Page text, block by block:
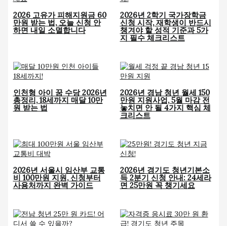
2026 고유가 피해지원금 60
만원 받는 법, 오늘 신청 안
하면 내일 소멸합니다
2026년 2학기 국가장학금
신청 시작, 재학생이 반드시
챙겨야 할 성적 기준과 5가
지 필수 체크리스트
인천형 아이 꿈 수당 2026년
총정리, 18세까지 매달 10만
원 받는 법
2026년 경남 청년 월세 150
만원 지원사업, 5월 마감 전
놓치면 안 될 4가지 핵심 체
크리스트
2026년 서울시 임산부 교통
비 100만원 지원, 신청부터
사용처까지 완벽 가이드
2026년 경기도 청년기본소
득 2분기 신청 안내: 24세라
면 25만원 꼭 챙기세요